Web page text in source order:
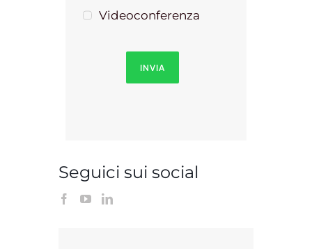
Videoconferenza
INVIA
Seguici sui social